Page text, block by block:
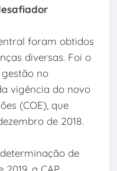
foram obtidos
diversas. Foi o
no
vigência do novo
(COE), que
de 2018.
de